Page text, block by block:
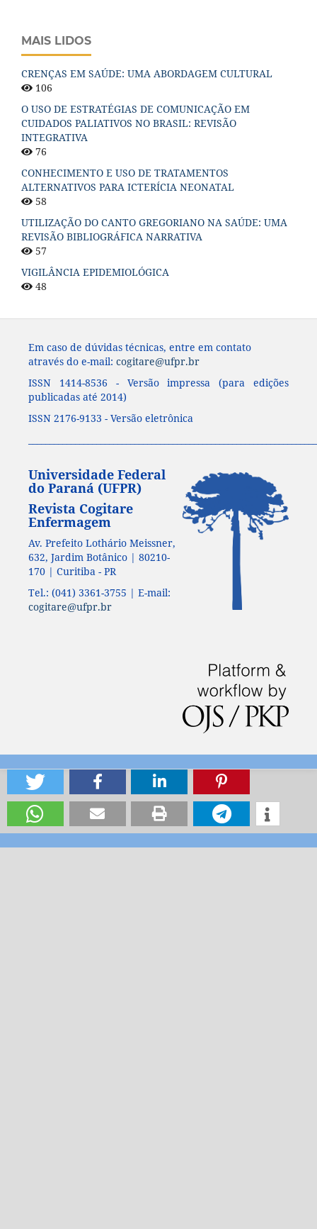
MAIS LIDOS
CRENÇAS EM SAÚDE: UMA ABORDAGEM CULTURAL
106
O USO DE ESTRATÉGIAS DE COMUNICAÇÃO EM
CUIDADOS PALIATIVOS NO BRASIL: REVISÃO
INTEGRATIVA
76
CONHECIMENTO E USO DE TRATAMENTOS
ALTERNATIVOS PARA ICTERÍCIA NEONATAL
58
UTILIZAÇÃO DO CANTO GREGORIANO NA SAÚDE: UMA
REVISÃO BIBLIOGRÁFICA NARRATIVA
57
VIGILÂNCIA EPIDEMIOLÓGICA
48
Em caso de dúvidas técnicas, entre em contato
através do e-mail: cogitare@ufpr.br
ISSN 1414-8536 - Versão impressa (para edições
publicadas até 2014)
ISSN 2176-9133 - Versão eletrônica
Universidade Federal
do Paraná (UFPR)
Revista Cogitare
Enfermagem
Av. Prefeito Lothário Meissner,
632, Jardim Botânico | 80210-
170 | Curitiba - PR
Tel.: (041) 3361-3755 | E-mail:
cogitare@ufpr.br